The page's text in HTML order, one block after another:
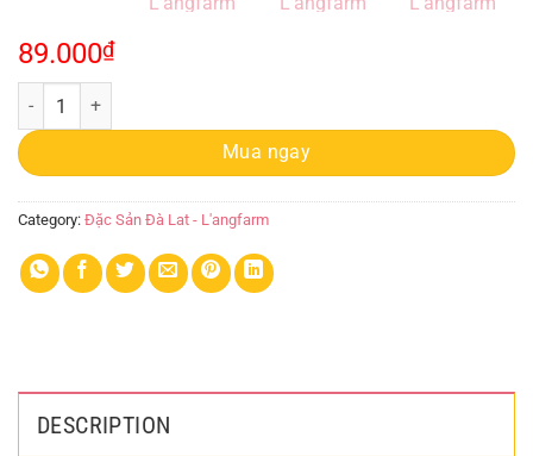
89.000₫
Hạt Điều Vỏ Lụa, 200g, Hũ, Mẫu Nobita, L'angfarm quantity
Mua ngay
Category: Đặc Sản Đà Lat - L'angfarm
DESCRIPTION